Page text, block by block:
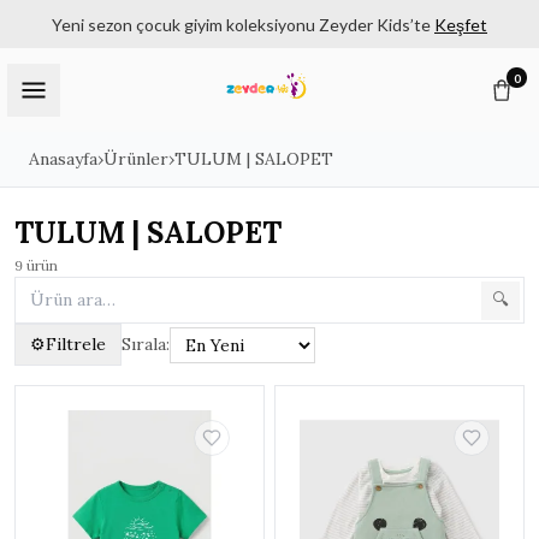
Yeni sezon çocuk giyim koleksiyonu Zeyder Kids’te Keşfet
0
Anasayfa›Ürünler›TULUM | SALOPET
TULUM | SALOPET
9 ürün
🔍
⚙Filtrele
Filtreler
Tüm Ürünler
KIZ ÇOCUK | 6 - 14 YAŞ
1182
Sırala: